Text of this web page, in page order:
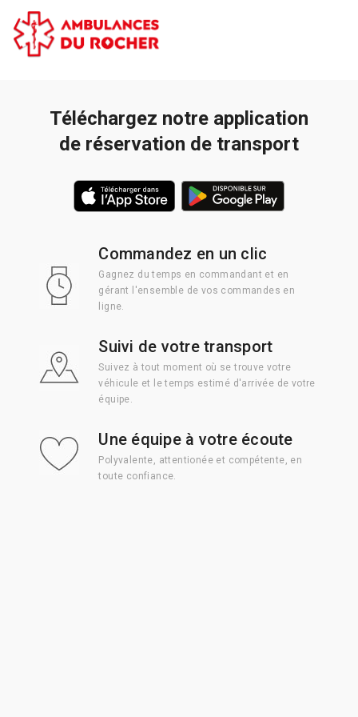
Téléchargez notre application
de réservation de transport
Commandez en un clic
Gagnez du temps en commandant et en
gérant l'ensemble de vos commandes en
ligne.
Suivi de votre transport
Suivez à tout moment où se trouve votre
véhicule et le temps estimé d'arrivée de votre
équipe.
Une équipe à votre écoute
Polyvalente, attentionée et compétente, en
toute confiance.